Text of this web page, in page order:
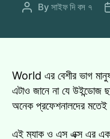
PostByসাইফ দি বস ৭
World এর বেশীর ভাগ
এটাও জানে না যে
অনেক প্রফেশনালদের
এই ম্যাক ও এস এক্স এর